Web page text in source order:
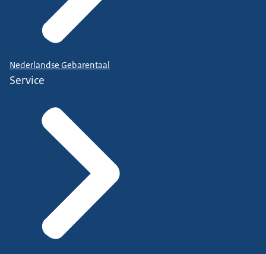
Nederlandse Gebarentaal
Service